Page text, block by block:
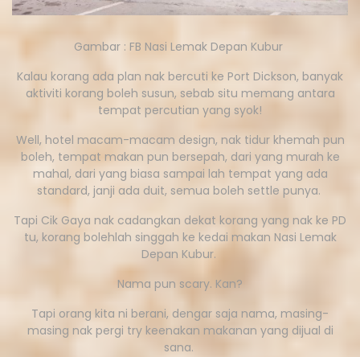
Gambar : FB Nasi Lemak Depan Kubur
Kalau korang ada plan nak bercuti ke Port Dickson, banyak
aktiviti korang boleh susun, sebab situ memang antara
tempat percutian yang syok!
Well, hotel macam-macam design, nak tidur khemah pun
boleh, tempat makan pun bersepah, dari yang murah ke
mahal, dari yang biasa sampai lah tempat yang ada
standard, janji ada duit, semua boleh settle punya.
Tapi Cik Gaya nak cadangkan dekat korang yang nak ke PD
tu, korang bolehlah singgah ke kedai makan Nasi Lemak
Depan Kubur.
Nama pun scary. Kan?
Tapi orang kita ni berani, dengar saja nama, masing-
masing nak pergi try keenakan makanan yang dijual di
sana.